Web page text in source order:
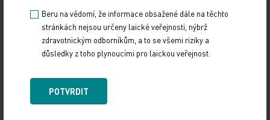
Rozhovor a článek vznikl pro webOnkoTV
kongresového zpravodajství z 48. ročníku
Brněnských onkologických dní.
ONKOLOGIE ZDRAVOTNICTVÍ
Beru na vědomí, že informace obsažené dále na těchto
stránkách nejsou určeny laické veřejnosti, nýbrž
zdravotnickým odborníkům, a to se všemi riziky a
důsledky z toho plynoucími pro laickou veřejnost.
POTVRDIT